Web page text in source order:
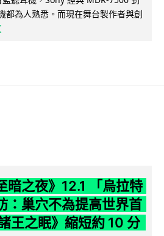
都為人熟悉。而現在舞台製作者與創
暗之夜》12.1 「烏拉特
：巢穴不為提高世界首
王之眠》縮短約 10 分